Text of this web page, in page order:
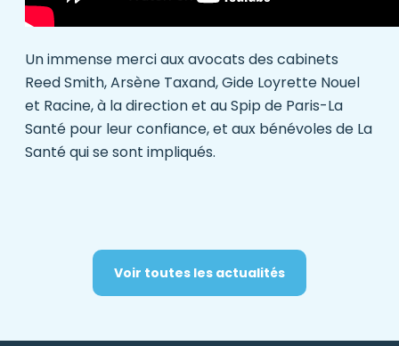
Un immense merci aux avocats des cabinets
Reed Smith,Arsène Taxand,Gide Loyrette Nouel
et Racine, à la direction et au Spip de Paris-La
Santé pour leur confiance, et aux bénévoles de La
Santé qui se sont impliqués.
Voir toutes les actualités